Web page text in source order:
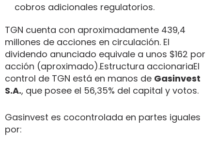
cobros adicionales regulatorios.
TGN cuenta con aproximadamente 439,4
millones de acciones en circulación. El
dividendo anunciado equivale a unos $162 por
acción (aproximado).Estructura accionariaEl
control de TGN está en manos de Gasinvest
S.A., que posee el 56,35% del capital y votos.
Gasinvest es cocontrolada en partes iguales
por: